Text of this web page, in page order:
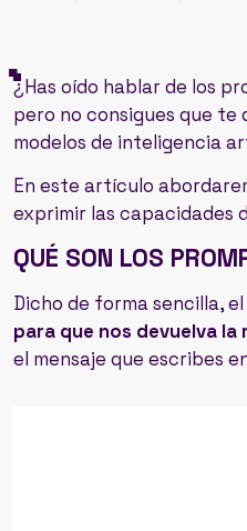
¿Has oído hablar de los
pero no consigues que
modelos de inteligencia
En este artículo
exprimir las capacidades
QUÉ SON LOS
Dicho de forma sencilla,
para que nos devuelva la
el mensaje que escribes